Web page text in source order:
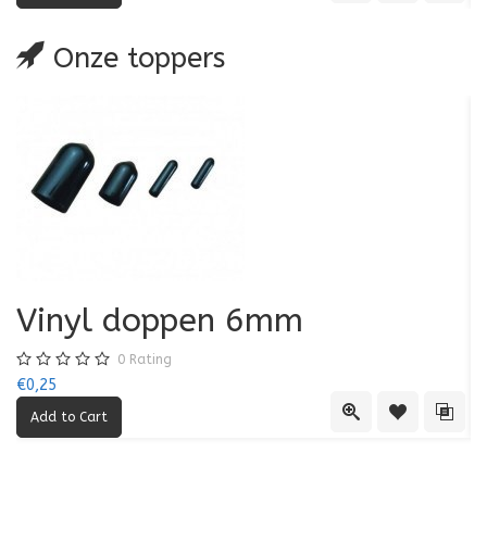
Onze toppers
Quick ViewAdd to Add
Vinyl doppen 6mm
0 Rating
€0,25